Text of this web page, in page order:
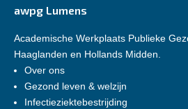
awpg Lumens
Academische Werkplaats Publieke
Haaglanden en Hollands Midden.
Over ons
Gezond leven & welzijn
Infectieziektebestrijding